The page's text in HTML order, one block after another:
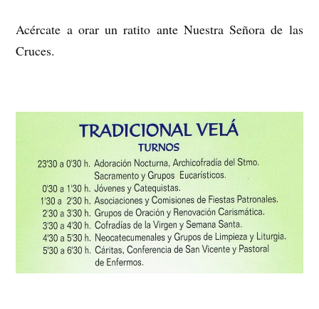
Acércate a orar un ratito ante Nuestra Señora de las
Cruces.